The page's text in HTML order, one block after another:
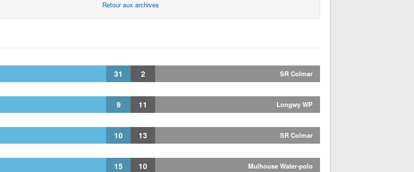
Retour aux archives
31 2
SR Colmar
9 11
Longwy WP
10 13
SR Colmar
15 10
Mulhouse Water-polo